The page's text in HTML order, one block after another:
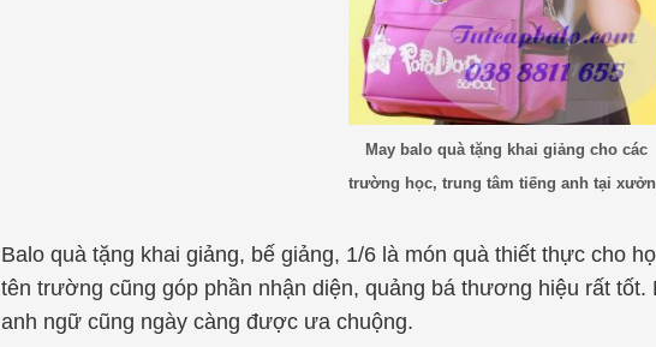
May balo quà tặng khai giảng cho các
trường học, trung tâm tiếng anh tại
Balo quà tặng khai giảng, bế giảng, 1/6 là món quà thiết thực cho
tên trường cũng góp phần nhận diện, quảng bá thương hiệu rất
anh ngữ cũng ngày càng được ưa chuộng.